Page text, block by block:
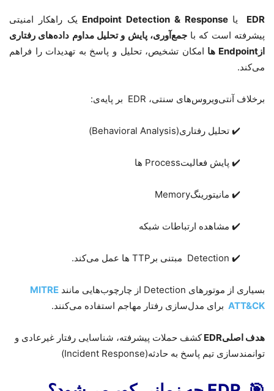
EDR یا Endpoint Detection & Response یک راهکار امنیتی
پیشرفته است که باجمع‌آوری، پایش و تحلیل مداوم داده‌های رفتاری
از Endpoint ها امکان تشخیص، تحلیل و پاسخ به تهدیدات را فراهم
می‌کند.
برخلاف آنتی‌ویروس‌های سنتی، EDR بر پایه‌ی:
✔️ تحلیل رفتاری(Behavioral Analysis)
✔️ پایش فعالیتProcess ها
✔️ مانیتورینگMemory
✔️ مشاهده ارتباطات شبکه
Detection ✔️ مبتنی بر TTP ها عمل می‌کند.
بسیاری از موتورهای Detection از چارچوب‌هایی مانند MITRE
ATT&CK برای مدل‌سازی رفتار مهاجم استفاده می‌کنند.
هدف اصلیEDRکشف حملات پیشرفته، شناسایی رفتار غیرعادی و
توانمندسازی تیم پاسخ به حادثه(Incident Response)